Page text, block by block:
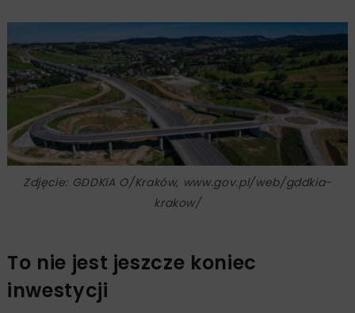
Zdjęcie: GDDKiA O/Kraków, www.gov.pl/web/gddkia-
krakow/
To nie jest jeszcze koniec
inwestycji